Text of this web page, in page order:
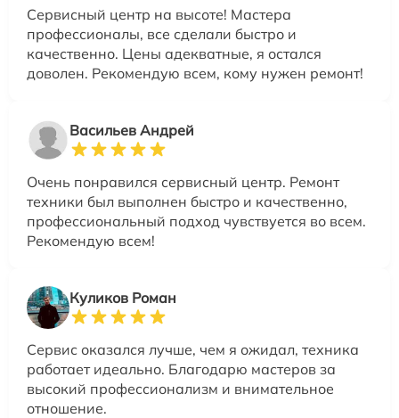
Сервисный центр на высоте! Мастера
профессионалы, все сделали быстро и
качественно. Цены адекватные, я остался
доволен. Рекомендую всем, кому нужен ремонт!
Васильев Андрей
Очень понравился сервисный центр. Ремонт
техники был выполнен быстро и качественно,
профессиональный подход чувствуется во всем.
Рекомендую всем!
Куликов Роман
Сервис оказался лучше, чем я ожидал, техника
работает идеально. Благодарю мастеров за
высокий профессионализм и внимательное
отношение.